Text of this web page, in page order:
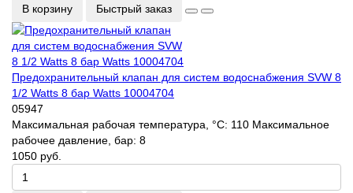
В корзину Быстрый заказ
Предохранительный клапан для систем водоснабжения SVW 8
1/2 Watts 8 бар Watts 10004704
05947
Максимальная рабочая температура, °С: 110 Максимальное
рабочее давление, бар: 8
1050 руб.